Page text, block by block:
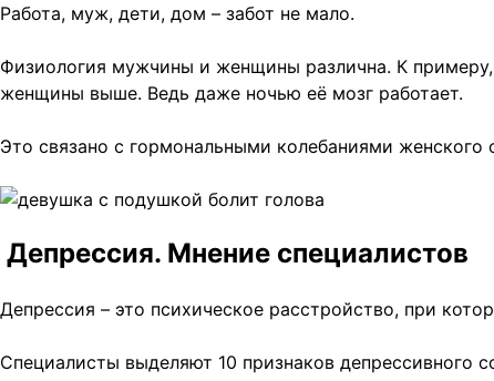
Работа, муж, дети, дом – забот не мало.
Физиология мужчины и женщины различна. К
женщины выше. Ведь даже ночью её мозг работает.
Это связано с гормональными колебаниями женского
Депрессия. Мнение специалистов
Депрессия – это психическое расстройство, при
Специалисты выделяют 10 признаков депрессивного